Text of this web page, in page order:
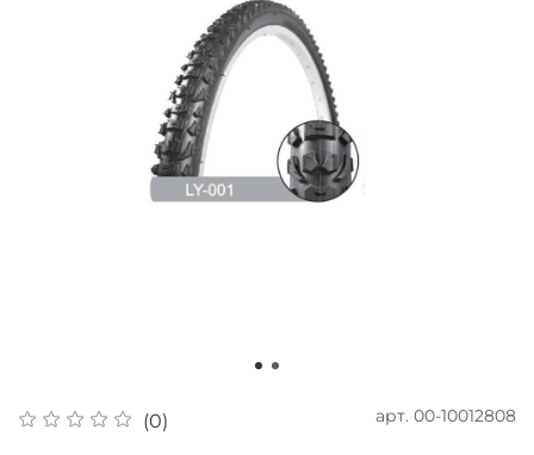
(0) арт. 00-10012808